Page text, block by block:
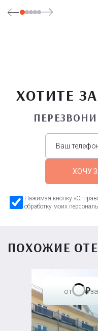
ХОТИТЕ
ХОЧУ
Нажимая кнопку
обработку моих
ПОХОЖИЕ
от за